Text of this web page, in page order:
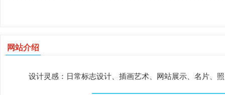
网站介绍
设计灵感：日常标志设计、插画艺术、网站展示、名片、